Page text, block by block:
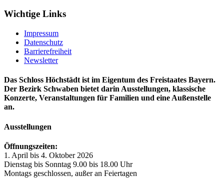
Wichtige Links
Impressum
Datenschutz
Barrierefreiheit
Newsletter
Das Schloss Höchstädt ist im Eigentum des Freistaates Bayern.
Der Bezirk Schwaben bietet darin Ausstellungen, klassische
Konzerte, Veranstaltungen für Familien und eine Außenstelle
an.
Ausstellungen
Öffnungszeiten:
1. April bis 4. Oktober 2026
Dienstag bis Sonntag 9.00 bis 18.00 Uhr
Montags geschlossen, außer an Feiertagen